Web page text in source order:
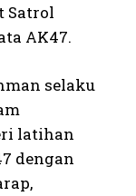
Satrol
AK47.
selaku
latihan
dengan